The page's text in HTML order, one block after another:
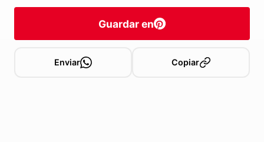
Guardar en
Enviar Copiar